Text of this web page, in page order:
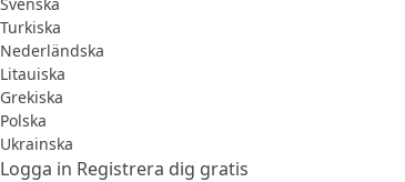
Turkiska
Nederländska
Litauiska
Grekiska
Polska
Ukrainska
Logga in Registrera dig gratis